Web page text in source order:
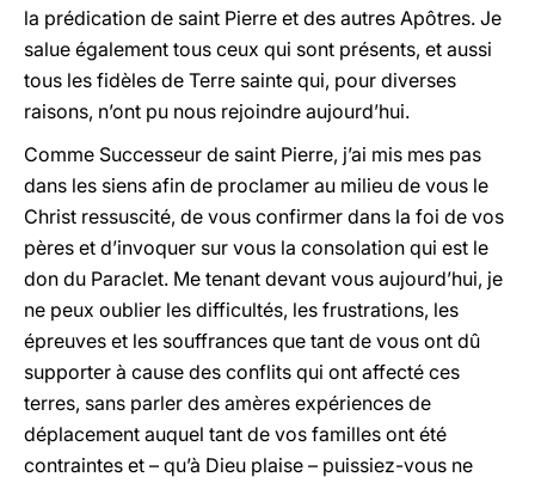
la prédication de saint Pierre et des autres Apôtres. Je
salue également tous ceux qui sont présents, et aussi
tous les fidèles de Terre sainte qui, pour diverses
raisons, n’ont pu nous rejoindre aujourd’hui.
Comme Successeur de saint Pierre, j’ai mis mes pas
dans les siens afin de proclamer au milieu de vous le
Christ ressuscité, de vous confirmer dans la foi de vos
pères et d’invoquer sur vous la consolation qui est le
don du Paraclet. Me tenant devant vous aujourd’hui, je
ne peux oublier les difficultés, les frustrations, les
épreuves et les souffrances que tant de vous ont dû
supporter à cause des conflits qui ont affecté ces
terres, sans parler des amères expériences de
déplacement auquel tant de vos familles ont été
contraintes et – qu’à Dieu plaise – puissiez-vous ne